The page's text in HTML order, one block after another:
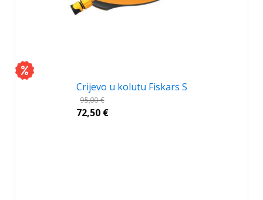
Crijevo u kolutu Fiskars S
95,00€
72,50 €